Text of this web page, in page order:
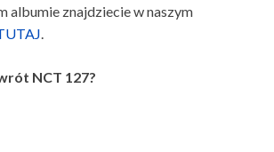
albumie znajdziecie w naszym
.
NCT 127?